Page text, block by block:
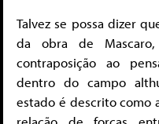
Talvez se possa dizer
da obra de
contraposição ao
dentro do campo
estado é descrito como